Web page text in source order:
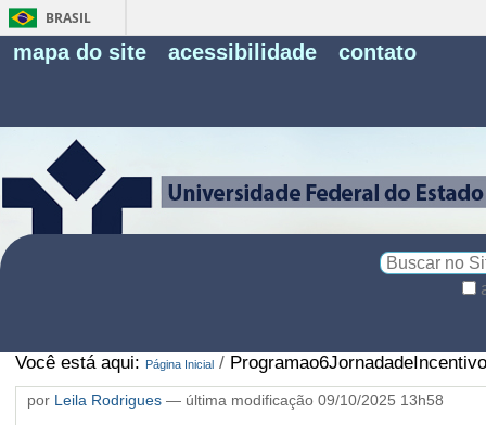
BRASIL
mapa do site acessibilidade contato
Você está aqui: Página Inicial /
por Leila Rodrigues— última modificação09/10/2025 13h58